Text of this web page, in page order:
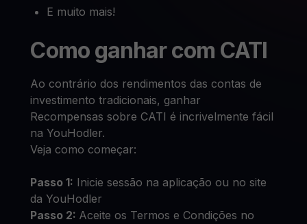
E muito mais!
Como ganhar com CATI
Ao contrário dos rendimentos das contas de
investimento tradicionais, ganhar
Recompensas sobre CATI é incrivelmente fácil
na YouHodler.
Veja como começar:
Passo 1: Inicie sessão na aplicação ou no site
da YouHodler
Passo 2: Aceite os Termos e Condições no